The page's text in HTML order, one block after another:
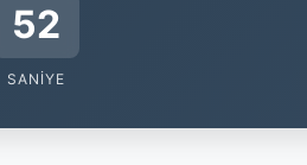
51
SANIYE